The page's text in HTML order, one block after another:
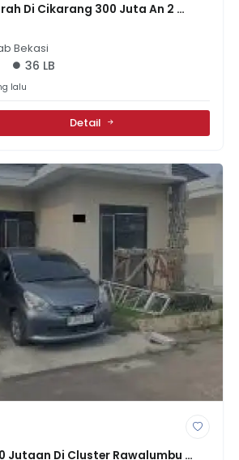
Di Cikarang 300 Juta An 2
Apaadanya
Bekasi
36 LB
lalu
Detail
Jutaan Di Cluster Rawalumbu